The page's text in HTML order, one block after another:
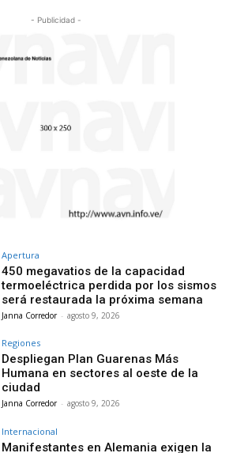
- Publicidad -
Apertura
450 megavatios de la capacidad
termoeléctrica perdida por los sismos
será restaurada la próxima semana
Janna Corredor - agosto 9, 2026
Regiones
Despliegan Plan Guarenas Más
Humana en sectores al oeste de la
ciudad
Janna Corredor - agosto 9, 2026
Internacional
Manifestantes en Alemania exigen la